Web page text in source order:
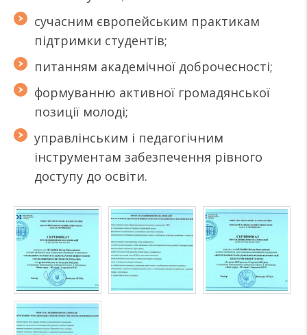
сучасним європейським практикам
підтримки студентів;
питанням академічної доброчесності;
формуванню активної громадянської
позиції молоді;
управлінським і педагогічним
інструментам забезпечення рівного
доступу до освіти.